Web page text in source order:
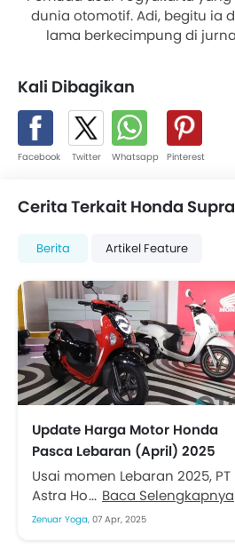
dunia otomotif. Adi, begitu ia
lama berkecimpung di
sampai dirinya yang tetap
moped atau motor bebek
terpaan
Kali Dibagikan
Facebook Twitter Whatsapp Pinterest
Cerita Terkait Honda Supra
Berita Artikel Feature
Update Harga Motor Honda
Pasca Lebaran (April) 2025
Usai momen Lebaran 2025, PT
Astra Honda Motor (AHM)
memastikan tidak ada
seluruh lini sepeda motornya.
Baca Selengkapnya
Zenuar Yoga, 07 Apr, 2025